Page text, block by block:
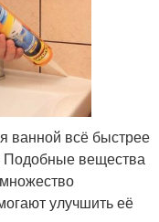
ванной всё быстрее
Подобные вещества
улучшить её